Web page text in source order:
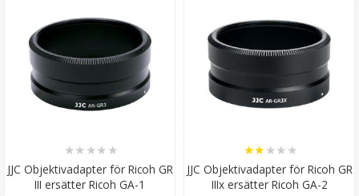
JJC Objektivadapter för Ricoh GR
III ersätter Ricoh GA-1
★★ ★★ ★
JJC Objektivadapter för Ricoh GR
IIIx ersätter Ricoh GA-2
★★ ★★ ★